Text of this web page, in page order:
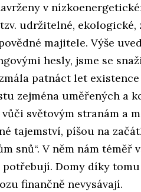
v
udržitelné,
majitele. Výše
hesly, jsme se
patnáct let
zejména uměřených a
světovým stranám a
tajemství, píšou na
snů“. V něm nám téměř
Domy díky
finančně nevysávají.